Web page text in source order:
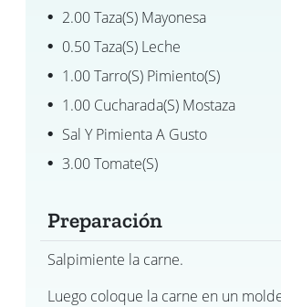
2.00 Taza(s) Mayonesa
0.50 Taza(s) Leche
1.00 Tarro(s) Pimiento(s)
1.00 Cucharada(s) Mostaza
Sal Y Pimienta A Gusto
3.00 Tomate(s)
Preparación
Salpimiente la carne.
Luego coloque la carne en un